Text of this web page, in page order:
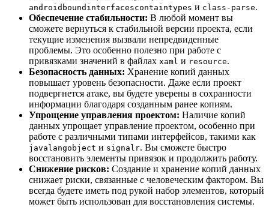
androidboundinterfacescontaintypes и class-parse.
Обеспечение стабильности: В любой момент вы
сможете вернуться к стабильной версии проекта, если
текущие изменения вызвали непредвиденные
проблемы. Это особенно полезно при работе с
привязками значений в файлах xaml и resource.
Безопасность данных: Хранение копий данных
повышает уровень безопасности. Даже если проект
подвергнется атаке, вы будете уверены в сохранности
информации благодаря созданным ранее копиям.
Упрощение управления проектом: Наличие копий
данных упрощает управление проектом, особенно при
работе с различными типами интерфейсов, такими как
javalangobject и signalr. Вы сможете быстро
восстановить элементы привязок и продолжить работу.
Снижение рисков: Создание и хранение копий данных
снижает риски, связанные с человеческим фактором. Вы
всегда будете иметь под рукой набор элементов, который
может быть использован для восстановления системы.